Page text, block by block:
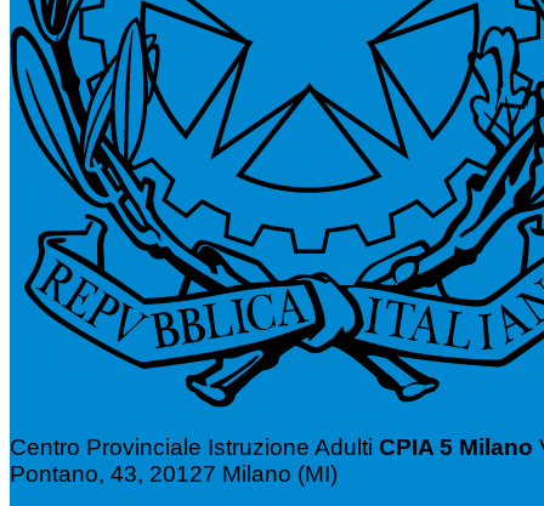
Centro Provinciale Istruzione Adulti CPIA 5 Milano
Pontano, 43, 20127 Milano (MI)